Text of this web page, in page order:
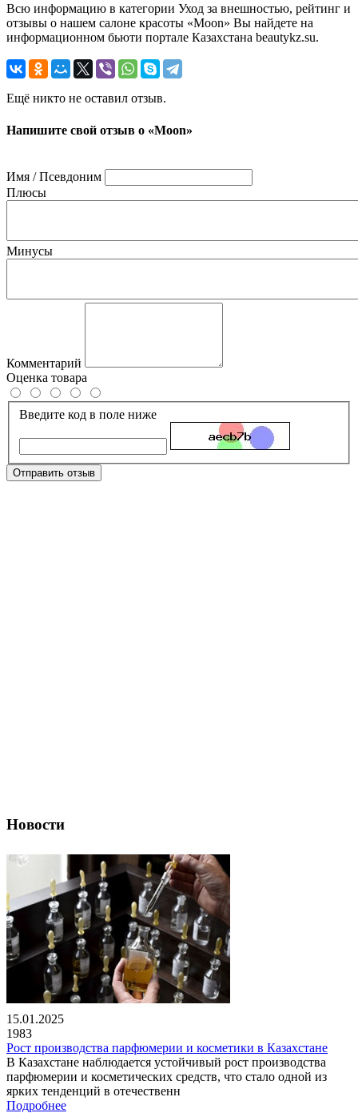
Всю информацию в категории Уход за внешностью, рейтинг и
отзывы о нашем салоне красоты «Moon» Вы найдете на
информационном бьюти портале Казахстана beautykz.su.
Ещё никто не оставил отзыв.
Напишите свой отзыв о «Moon»
Имя / Псевдоним
Плюсы
Минусы
Комментарий
Оценка товара
Введите код в поле ниже
Отправить отзыв
Новости
15.01.2025
1983
Рост производства парфюмерии и косметики в Казахстане
В Казахстане наблюдается устойчивый рост производства
парфюмерии и косметических средств, что стало одной из
ярких тенденций в отечественн
Подробнее